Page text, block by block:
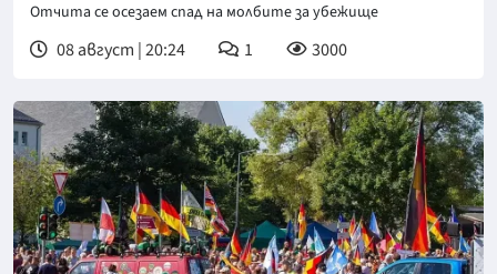
Отчита се осезаем спад на молбите за убежище
08 август | 20:24 1 3000